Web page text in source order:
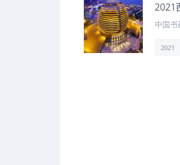
2021
中国
2021